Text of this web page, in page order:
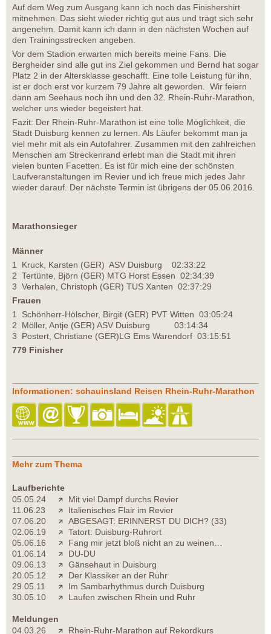
Auf dem Weg zum Ausgang kann ich noch das Finishershirt
mitnehmen. Das sieht wieder richtig gut aus und trägt sich sehr
angenehm. Damit kann ich dann in den nächsten Wochen auf
den Trainingsstrecken angeben.
Vor dem Stadion erwarten mich bereits meine Fans. Die
Bergheider sind alle gut ins Ziel gekommen und Bernd hat sogar
Platz 2 in der Altersklasse geschafft. Eine tolle Leistung für ihn,
ist er doch erst vor kurzem 79 Jahre alt geworden. Wir feiern
dann am Seehaus noch ihn und den 32. Rhein-Ruhr-Marathon,
welcher uns wieder begeistert hat.
Fazit: Der Rhein-Ruhr-Marathon ist eine tolle Möglichkeit, die
Stadt Duisburg kennen zu lernen. Als Läufer bekommt man ja
viel mehr mit als ein Autofahrer. Zusammen mit den zahlreichen
Menschen am Streckenrand erlebt man die Stadt mit ihren
vielen bunten Facetten. Es ist für mich eine der schönsten
Laufveranstaltungen im Revier und ich freue mich jedes Jahr
wieder darauf. Der nächste Termin ist übrigens der 05.06.2016.
Marathonsieger
Männer
1 Kruck, Karsten (GER) ASV Duisburg 02:33:22
2 Tertünte, Björn (GER) MTG Horst Essen 02:34:39
3 Verhalen, Christoph (GER) TUS Xanten 02:37:29
Frauen
1 Schönherr-Hölscher, Birgit (GER) PVT Witten 03:05:24
2 Möller, Antje (GER) ASV Duisburg 03:14:34
3 Postert, Christiane (GER)LG Ems Warendorf 03:15:51
779 Finisher
Informationen: schauinsland Reisen Rhein-Ruhr-Marathon
Mehr zum Thema
Laufberichte
05.05.24
Mit viel Dampf durchs Revier
11.06.23
Italienisches Flair im Revier
07.06.20
ABGESAGT: ERINNERST DU DICH? (33)
02.06.19
Tatort: Duisburg-Ruhrort
05.06.16
Fang mir jetzt bloß nicht an zu weinen…
01.06.14
DU-DU
09.06.13
Gänsehaut in Duisburg
20.05.12
Der Klassiker an der Ruhr
29.05.11
Im Sambarhythmus durch Duisburg
30.05.10
Laufen zwischen Rhein und Ruhr
Meldungen
04.03.26
Rhein-Ruhr-Marathon auf Rekordkurs